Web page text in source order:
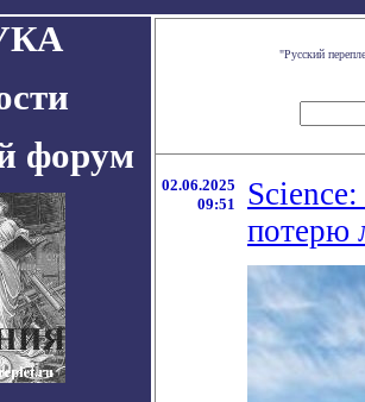
форум
"Русский
02.06.2025
09:51
потерю